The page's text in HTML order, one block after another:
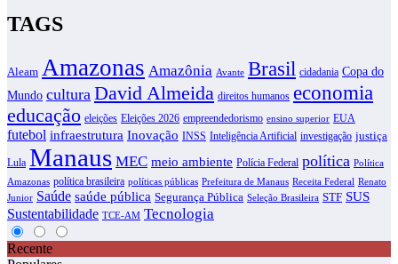
TAGS
Aleam Amazonas Amazônia Avante Brasil cidadania Copa do
Mundo cultura David Almeida direitos humanos economia
educação eleições Eleições 2026 empreendedorismo ensino superior EUA
futebol infraestrutura Inovação INSS Inteligência Artificial investigação justiça
Lula Manaus MEC meio ambiente Polícia Federal política Política
Amazonas política brasileira políticas públicas Prefeitura de Manaus Receita Federal Renato
Junior Saúde saúde pública Segurança Pública Seleção Brasileira STF SUS
Sustentabilidade TCE-AM Tecnologia
Recente